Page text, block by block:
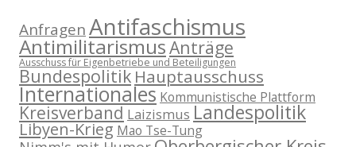
AnfragenAntifaschismus
AntimilitarismusAnträge
Ausschuss für Eigenbetriebe und Beteiligungen
Bundespolitik Hauptausschuss
Internationales Kommunistische Plattform
Kreisverband Laizismus Landespolitik
Libyen-Krieg Mao Tse-Tung